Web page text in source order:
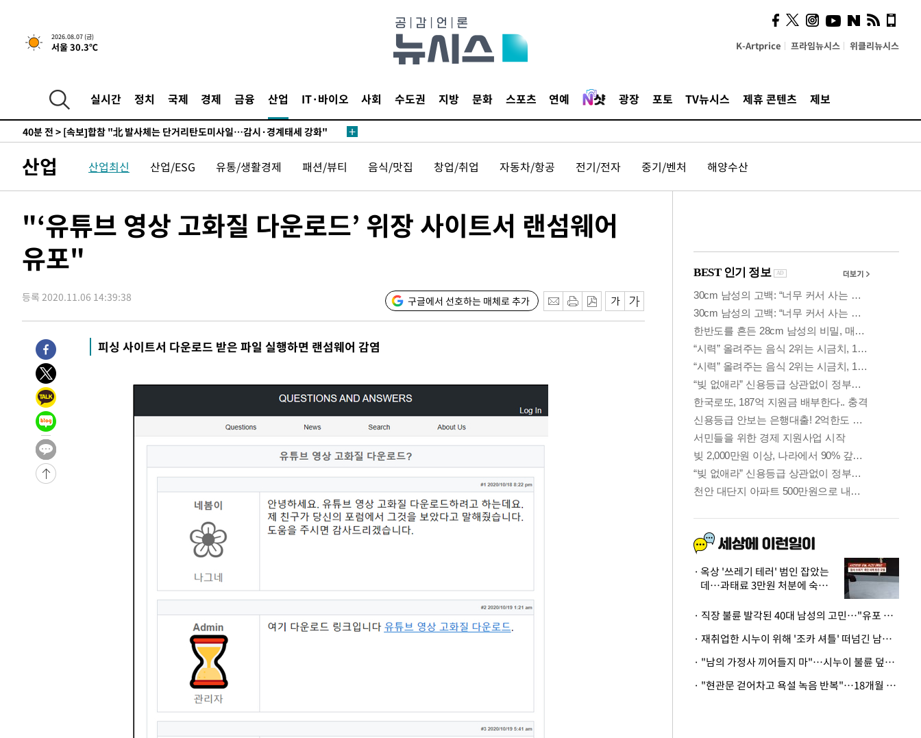
2026.08.07 (금)
서울 30.3℃ K-Artprice 프라임뉴시스 위클리뉴시스
실시간 정치 국제 경제 금융 산업 IT·바이오 사회 수도권 지방 문화 스포츠 연예 광장 포토 TV뉴시스 제휴 콘텐츠 제보
-15051초 전 >'월드컵 탈락 후폭풍' 축구협회…11시간 걸린 초유의 압수수색(종
합)
-14487초 전 >[속보] 뉴욕증시, 혼조 출발…나스닥 0.3%↓, 다우 0.14%↑
-11965초 전 >
경찰, '홍명보는 2순위' 결론냈던 스포츠윤리센터도 압수수색
[속보]합참 "北 발사체는 단거리탄도미사일…감시·경계태세 강화"
44분 전 > 日방위성, 北이 동해로 쏜 발사체는 탄도미사일 가능성
1시간 전 >
[속보]합참 "북, 동해상으로 미상 발사체 발사"
1시간 전 >'낮 최고 39도' 불볕더위…한밤 열대야도 계속[내일날씨]
1시간 전 >"韓 외환시장 개입 관측 배경엔 美의 대한국 무역적자 있어"
1시간 전 >'월드컵 탈락 후폭풍' 축구협회…초유의 압수수색에 '충격·당황'
1시간 전 >서울 낮 37.9도, 올여름 최고치 경신…영등포 순간 '40도'
2시간 전 >[속보]코스닥, 800p 회복…0.26% 오른 801.67 마감
2시간 전 >[속보]코스피, 301.88포인트(4.58%) 내린 6296.38 마감
2시간 전 >
[속보]원·달러 환율, 0.7원 내린 1423.8원 마감
3시간 전 >
4시간 전 >
손흥민, 5경기 연속골 실패…LAFC는 승부차기 끝 과달라하라 격파
6시간 전 >
내일까지 39도 '펄펄'…기상청 "태풍 지나며 폭염 잠시 꺾인다"
-15051초 전 >
'월드컵 탈락 후폭풍' 축구협회…11시간 걸린 초유의 압수수색(종
-14487초 전 >
-13280초 전 >
축구협회, 15년 전 심판 성 접대 파문에 "현재는 내부 지침 준수"
-11965초 전 >
경찰, '홍명보는 2순위' 결론냈던 스포츠윤리센터도 압수수색
[속보]합참 "北 발사체는 단거리탄도미사일…감시·경계태세 강화"
日방위성, 北이 동해로 쏜 발사체는 탄도미사일 가능성
[속보] SKT, 에이닷 서비스 장애 발생…"원인 파악 중"
[속보]합참 "북, 동해상으로 미상 발사체 발사"
'낮 최고 39도' 불볕더위…한밤 열대야도 계속[내일날씨]
[속보]7~9일 프로야구 3연전도 폭염 취소…11일 재개
"韓 외환시장 개입 관측 배경엔 美의 대한국 무역적자 있어"
'월드컵 탈락 후폭풍' 축구협회…초유의 압수수색에 '충격·당황'
서울 낮 37.9도, 올여름 최고치 경신…영등포 순간 '40도'
[속보]종합특검, 대검 추가 압수수색…내란 중요임무종사 혐의
[속보]코스닥, 800p 회복…0.26% 오른 801.67 마감
[속보]코스피, 301.88포인트(4.58%) 내린 6296.38 마감
산업 산업최신 산업/ESG 유통/생활경제 패션/뷰티 음식/맛집 창업/취업 자동차/항공 전기/전자 중기/벤처 해양수산
"‘유튜브 영상 고화질 다운로드’ 위장 사이트서 랜섬웨어
유포"
등록 2020.11.06 14:39:38 구글에서 선호하는 매체로 추가
피싱 사이트서 다운로드 받은 파일 실행하면 랜섬웨어 감염
의견, 국토부·LH에 충실히
전달할 것"
옥상 '쓰레기 테러' 범인 잡았는
데…과태료 3만원 처분에 숙박업
· 직장 불륜 발각된 40대 남성의 고민…"유포 동료 명예훼손·협박죄 고소 가능할까"
· 재취업한 시누이 위해 '조카 셔틀' 떠넘긴 남편…아내 "난 못한다"
· "남의 가정사 끼어들지 마"…시누이 불륜 덮으려는 남편에 억울한 아내
· "현관문 걷어차고 욕설 녹음 반복"…18개월 아기 키우는 집 뒤흔든 '앞집의 비극'